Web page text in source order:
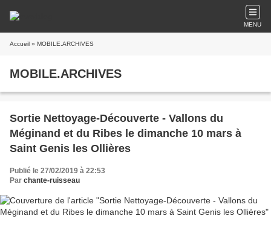
MENU
Accueil » MOBILE.ARCHIVES
MOBILE.ARCHIVES
Sortie Nettoyage-Découverte - Vallons du
Méginand et du Ribes le dimanche 10 mars à
Saint Genis les Ollières
Publié le 27/02/2019 à 22:53
Par chante-ruisseau